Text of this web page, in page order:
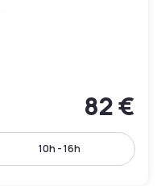
82 €
10h - 16h